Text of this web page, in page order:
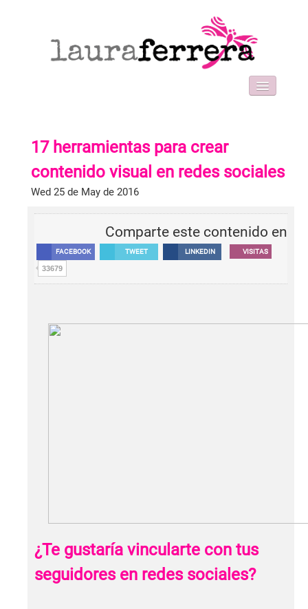
WORK WITH ME
FORMACIONES
BLOG
17 herramientas para crear
contenido visual en redes sociales
Wed 25 de May de 2016
Comparte este contenido en
FACEBOOK TWEET LINKEDIN VISITAS
33679
¿Te gustaría vincularte con tus
seguidores en redes sociales?